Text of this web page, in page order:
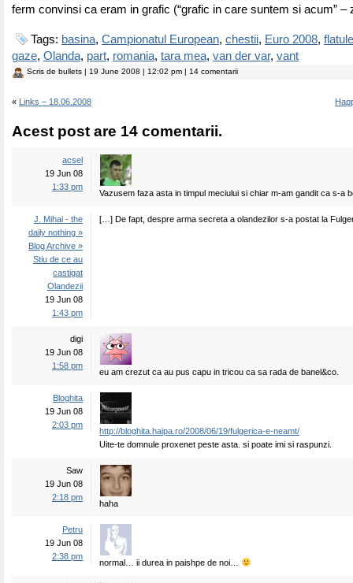
ferm convinsi ca eram in grafic (“grafic in care suntem si acum” –
Tags: basina, Campionatul European, chestii, Euro 2008,
gaze, Olanda, part, romania, tara mea, van der var, vant
Scris de bullets | 19 June 2008 | 12:02 pm | 14 comentarii
« Links – 18.06.2008
Acest post are 14 comentarii.
acsel
19 Jun 08
1:33 pm
Vazusem faza asta in timpul meciului si chiar m-am gandit ca s-a
J. Mihai - the
daily nothing »
Blog Archive »
Stiu de ce au
castigat
Olandezii
19 Jun 08
1:43 pm
[…] De fapt, despre arma secreta a olandezilor s-a postat la
digi
19 Jun 08
1:58 pm
eu am crezut ca au pus capu in tricou ca sa rada de banel&co.
Bloghita
19 Jun 08
2:03 pm
http://bloghita.haipa.ro/2008/06/19/fulgerica-e-neamt/
Uite-te domnule proxenet peste asta. si poate imi si raspunzi.
Saw
19 Jun 08
2:18 pm
haha
Petru
19 Jun 08
2:38 pm
normal… ii durea in paishpe de noi…